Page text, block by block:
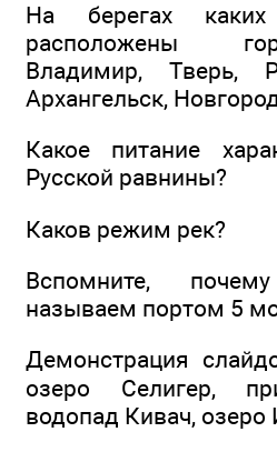
На берегах
расположены
Владимир, Тверь,
Архангельск,
Какое питание
Русской равнины?
Каков режим рек?
Вспомните,
называем портом 5
Демонстрация
озеро Селигер,
водопад Кивач, озеро